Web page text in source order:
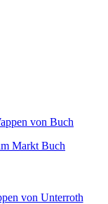
Markt Buch